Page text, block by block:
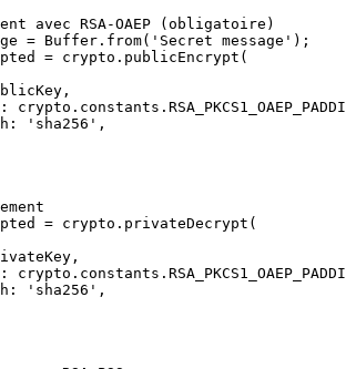
avec RSA-OAEP (obligatoire)
= Buffer. from( 'Secret message' );
= crypto. publicEncrypt (
crypto.constants.
'sha256' ,
= crypto. privateDecrypt (
crypto.constants.
'sha256' ,